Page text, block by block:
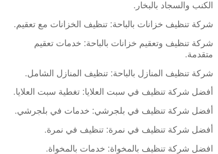
الكنب والسجاد بالبخار.
شركة تنظيف خزانات بالباحة: تنظيف الخزانات مع تعقيم.
شركة تنظيف وتعقيم خزانات بالباحة: خدمات تعقيم
متقدمة.
شركة تنظيف المنازل بالباحة: تنظيف المنازل الشامل.
أفضل شركة تنظيف في سبت العلايا: تغطية سبت العلايا.
أفضل شركة تنظيف في بلجرشي: خدمات في بلجرشي.
أفضل شركة تنظيف في نمرة: تنظيف في نمرة.
افضل شركة تنظيف بالمخواة: خدمات بالمخواة.